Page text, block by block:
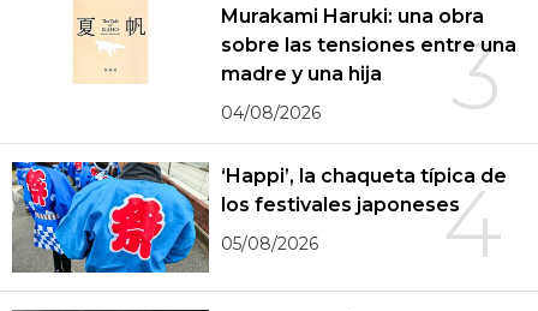
3
Murakami Haruki: una obra
sobre las tensiones entre una
madre y una hija
04/08/2026
4
‘Happi’, la chaqueta típica de
los festivales japoneses
05/08/2026